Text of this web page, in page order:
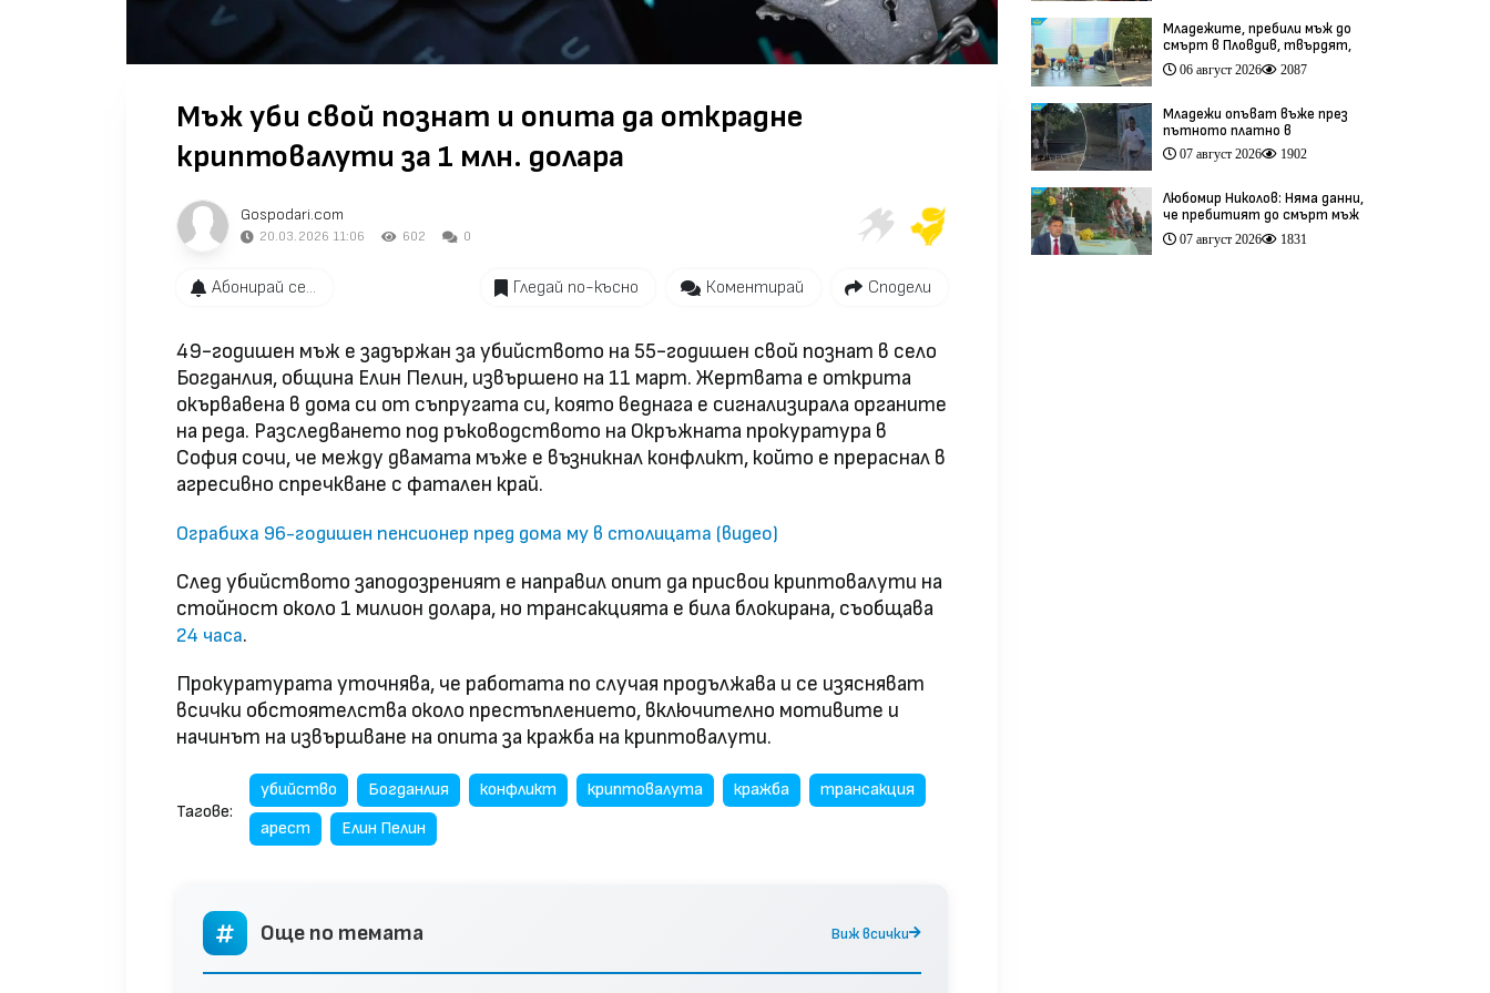
Мъж уби свой познат и опита да открадне
криптовалути за 1 млн. долара
Gospodari.com
20.03.2026 11:06 602 0
Абонирай се... Гледай по-късно Коментирай Сподели
49-годишен мъж е задържан за убийството на 55-годишен свой познат в село
Богданлия, община Елин Пелин, извършено на 11 март. Жертвата е открита
окървавена в дома си от съпругата си, която веднага е сигнализирала органите
на реда. Разследването под ръководството на Окръжната прокуратура в
София сочи, че между двамата мъже е възникнал конфликт, който е прераснал в
агресивно спречкване с фатален край.
Ограбиха 96-годишен пенсионер пред дома му в столицата (видео)
След убийството заподозреният е направил опит да присвои криптовалути на
стойност около 1 милион долара, но трансакцията е била блокирана, съобщава
24 часа.
Прокуратурата уточнява, че работата по случая продължава и се изясняват
всички обстоятелства около престъплението, включително мотивите и
начинът на извършване на опита за кражба на криптовалути.
Тагове:
убийство Богданлия конфликт криптовалута кражба
трансакция
арест
Елин Пелин
Още по темата Виж всички
Младежите, пребили мъж до
смърт в Пловдив, твърдят,
че са „ловци на педофили”
(видео)
06 август 2026 2087
Младежи опъват въже през
пътното платно в
столичния квартал „Обеля“
(видео)
07 август 2026 1902
Любомир Николов: Няма данни,
че пребитият до смърт мъж
в Пловдив е бил педофил
(видео)
07 август 2026 1831